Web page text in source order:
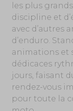
les plus
discipline et
avec d’autres
d’enduro.
animations et
dédicaces
jours, faisant
rendez-vous
pour toute la